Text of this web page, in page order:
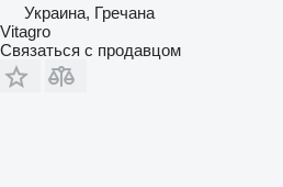
Украина, Гречана
Vitagro
Связаться с продавцом